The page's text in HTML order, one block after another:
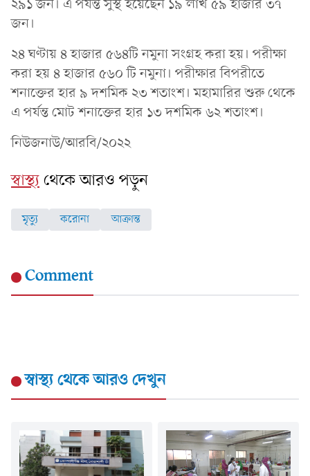
২৯১ জন। এ পর্যন্ত সুস্থ হয়েছেন ১৯ লাখ ৫৯ হাজার ৩৭
জন।
২৪ ঘণ্টায় ৪ হাজার ৫৬৪টি নমুনা সংগ্রহ করা হয়। পরীক্ষা
করা হয় ৪ হাজার ৫৬০ টি নমুনা। পরীক্ষার বিপরীতে
শনাক্তের হার ৯ দশমিক ২৩ শতাংশ। মহামারির শুরু থেকে
এ পর্যন্ত মোট শনাক্তের হার ১৩ দশমিক ৬২ শতাংশ।
নিউজনাউ/আরবি/২০২২
স্বাস্থ্যথেকে আরও পড়ুন
মৃত্যু করোনা আক্রান্ত
Comment
স্বাস্থ্যথেকে আরও দেখুন